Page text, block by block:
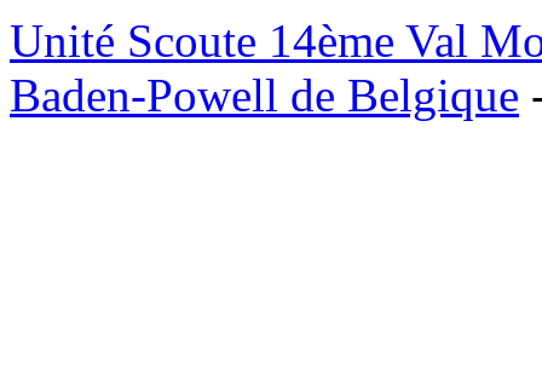
Unité Scoute 14ème Val
Baden-Powell de Belgique